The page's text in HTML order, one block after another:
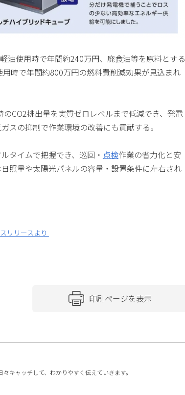
油使用時で年間約240万円、廃食油等を原料とする
用時で年間約800万円の燃料費削減効果が見込まれ
CO2排出量を実質ゼロレベルまで低減でき、発電
スの抑制で作業環境の改善にも貢献する。
タイムで把握でき、巡回・ 点検作業の省力化と安
照量や太陽光パネルの容量・設置条件に左右され
リリースより
印刷ページを表示
キャッチして、わかりやすく伝えていきます。